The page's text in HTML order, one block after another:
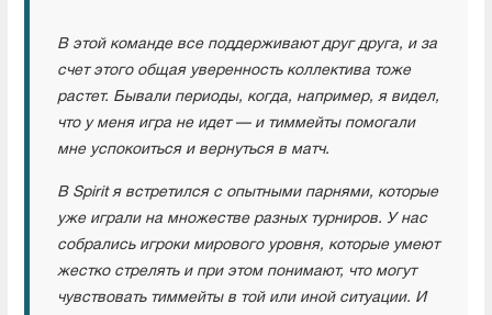
В этой команде все поддерживают друг друга, и за
счет этого общая уверенность коллектива тоже
растет. Бывали периоды, когда, например, я видел,
что у меня игра не идет — и тиммейты помогали
мне успокоиться и вернуться в матч.
В Spirit я встретился с опытными парнями, которые
уже играли на множестве разных турниров. У нас
собрались игроки мирового уровня, которые умеют
жестко стрелять и при этом понимают, что могут
чувствовать тиммейты в той или иной ситуации. И